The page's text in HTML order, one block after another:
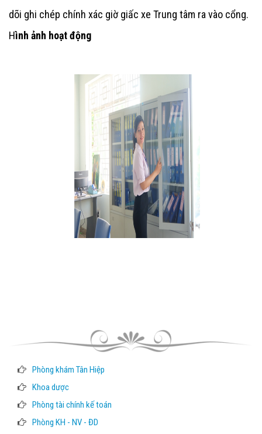
dõi ghi chép chính xác giờ giấc xe Trung tâm ra vào cổng.
Hình ảnh hoạt động
Phòng khám Tân Hiệp
Khoa dược
Phòng tài chính kế toán
Phòng KH - NV - ĐD